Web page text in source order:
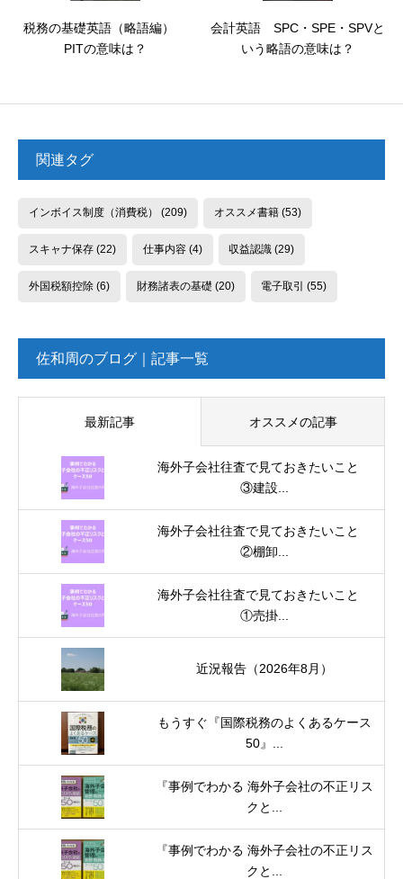
税務の基礎英語（略語編）
PITの意味は？
会計英語 SPC・SPE・SPVと
いう略語の意味は？
関連タグ
インボイス制度（消費税） (209) オススメ書籍(53)
スキャナ保存(22) 仕事内容(4) 収益認識 (29)
外国税額控除(6) 財務諸表の基礎 (20) 電子取引 (55)
佐和周のブログ｜記事一覧
最新記事 オススメの記事
海外子会社往査で見ておきたいこと
③建設...
海外子会社往査で見ておきたいこと
②棚卸...
海外子会社往査で見ておきたいこと
①売掛...
近況報告（2026年8月）
もうすぐ『国際税務のよくあるケース
50』...
『事例でわかる 海外子会社の不正リス
クと...
『事例でわかる 海外子会社の不正リス
クと...